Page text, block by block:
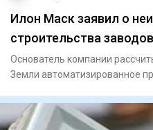
Илон Маск заявил о
строительства
Основатель компании
Земли автоматизированное